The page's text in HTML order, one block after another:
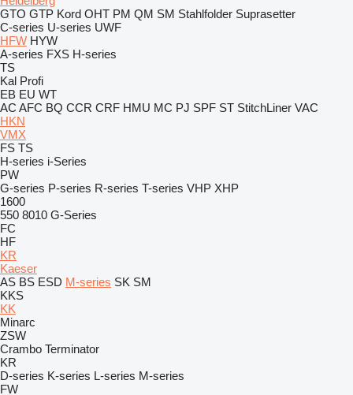
GTO GTP Kord OHT PM QM SM Stahlfolder Suprasetter
C-series U-series UWF
HFW HYW
A-series FXS H-series
TS
Kal Profi
EB EU WT
AC AFC BQ CCR CRF HMU MC PJ SPF ST StitchLiner VAC
HKN
VMX
FS TS
H-series i-Series
PW
G-series P-series R-series T-series VHP XHP
1600
550 8010 G-Series
FC
HF
KR
Kaeser
AS BS ESD M-series SK SM
KKS
KK
Minarc
ZSW
Crambo Terminator
KR
D-series K-series L-series M-series
FW